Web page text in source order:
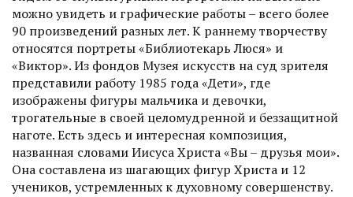
можно увидеть и графические работы – всего более
90 произведений разных лет. К раннему творчеству
относятся порт­реты «Библиотекарь Люся» и
«Виктор». Из фондов Музея искусств на суд зрителя
представили работу 1985 года «Дети», где
изображены фигуры мальчика и девочки,
трогательные в своей целомудренной и беззащитной
наготе. Есть здесь и интерес­ная композиция,
названная словами Иису­са Христа «Вы – друзья мои».
Она составлена из шагающих фигур Христа и 12
учеников, устремленных к духовному совершенству.